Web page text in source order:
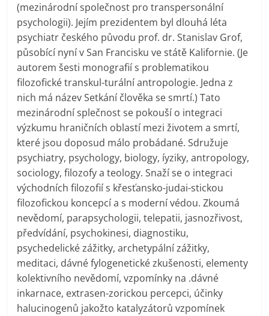
(mezinárodní společnost pro transpersonální
psychologii). Jejím prezidentem byl dlouhá léta
psychiatr českého původu prof. dr. Stanislav Grof,
působící nyní v San Francisku ve státě Kalifornie. (Je
autorem šesti monografií s problematikou
filozofické transkul-turální antropologie. Jedna z
nich má název Setkání člověka se smrtí.) Tato
mezinárodní splečnost se pokouší o integraci
výzkumu hraničních oblastí mezi životem a smrtí,
které jsou doposud málo probádané. Sdružuje
psychiatry, psychology, biology, íyziky, antropology,
sociology, filozofy a teology. Snaží se o integraci
východních filozofií s křesťansko-judai-stickou
filozofickou koncepcí a s moderní védou. Zkoumá
nevědomí, parapsychologii, telepatii, jasnozřivost,
předvídání, psychokinesi, diagnostiku,
psychedelické zážitky, archetypální zážitky,
meditaci, dávné fylogenetické zkušenosti, elementy
kolektivního nevědomí, vzpomínky na .dávné
inkarnace, extrasen-zorickou percepci, účinky
halucinogenů jakožto katalyzátorů vzpomínek